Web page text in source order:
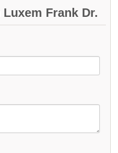
Luxem Frank Dr.